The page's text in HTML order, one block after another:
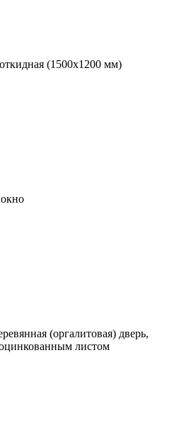
(1500х1200 мм)
(оргалитовая) дверь,
листом